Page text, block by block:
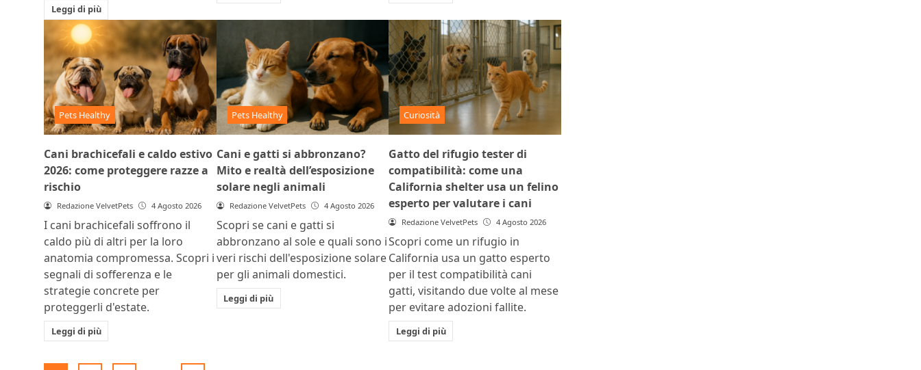
Leggi di più
Pets Healthy
Cani brachicefali e caldo estivo
2026: come proteggere razze a
rischio
Redazione VelvetPets 4 Agosto 2026
I cani brachicefali soffrono il
caldo più di altri per la loro
anatomia compromessa. Scopri i
segnali di sofferenza e le
strategie concrete per
proteggerli d'estate.
Leggi di più
Pets Healthy
Cani e gatti si abbronzano?
Mito e realtà dell’esposizione
solare negli animali
Redazione VelvetPets 4 Agosto 2026
Scopri se cani e gatti si
abbronzano al sole e quali sono i
veri rischi dell'esposizione solare
per gli animali domestici.
Leggi di più
Curiosità
Gatto del rifugio tester di
compatibilità: come una
California shelter usa un felino
esperto per valutare i cani
Redazione VelvetPets 4 Agosto 2026
Scopri come un rifugio in
California usa un gatto esperto
per il test compatibilità cani
gatti, visitando due volte al mese
per evitare adozioni fallite.
Leggi di più